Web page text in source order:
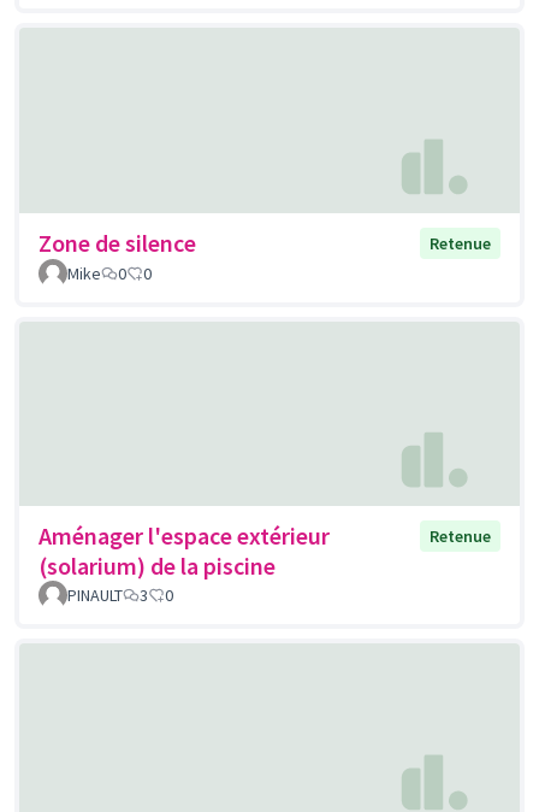
Zone de silence
Retenue
Mike
0 0
Aménager l'espace extérieur
(solarium) de la piscine
Retenue
PINAULT 3 0